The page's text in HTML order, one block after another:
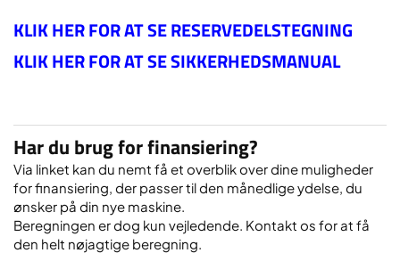
KLIK HER FOR AT SE RESERVEDELSTEGNING
KLIK HER FOR AT SE SIKKERHEDSMANUAL
Har du brug for finansiering?
Via linket kan du nemt få et overblik over dine muligheder
for finansiering, der passer til den månedlige ydelse, du
ønsker på din nye maskine.
Beregningen er dog kun vejledende. Kontakt os for at få
den helt nøjagtige beregning.